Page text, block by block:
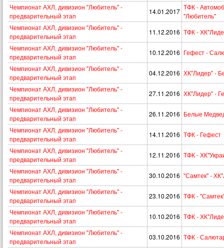
Чемпионат АХЛ, дивизион "Любитель" -
предварительный этап
14.01.2017
ТФК -
"Любитель"
Чемпионат АХЛ, дивизион "Любитель" -
предварительный этап
11.12.2016 ТФК -
Чемпионат АХЛ, дивизион "Любитель" -
предварительный этап
10.12.2016 Гефест -
Чемпионат АХЛ, дивизион "Любитель" -
предварительный этап
04.12.2016 ХК"Лидер" -
Чемпионат АХЛ, дивизион "Любитель" -
предварительный этап
27.11.2016 ХК"Лидер" -
Чемпионат АХЛ, дивизион "Любитель" -
предварительный этап
26.11.2016 Белые
Чемпионат АХЛ, дивизион "Любитель" -
предварительный этап
14.11.2016 ТФК - Гефест
Чемпионат АХЛ, дивизион "Любитель" -
предварительный этап
12.11.2016 ТФК -
Чемпионат АХЛ, дивизион "Любитель" -
предварительный этап
30.10.2016 "Самтек" -
Чемпионат АХЛ, дивизион "Любитель" -
предварительный этап
23.10.2016 ТФК -
Чемпионат АХЛ, дивизион "Любитель" -
предварительный этап
10.10.2016 ТФК -
Чемпионат АХЛ, дивизион "Любитель" -
предварительный этап
03.10.2016 ТФК -